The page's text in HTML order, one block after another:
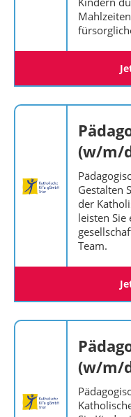
(w/m/
Gestalten
der
leisten Sie
Team.
(w/m/